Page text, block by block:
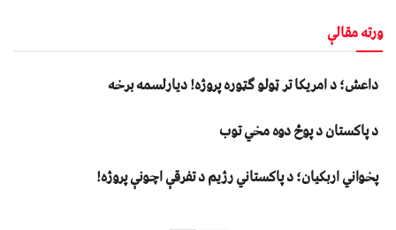
ورته مقالې
داعش؛ د امریکا تر ټولو ګټوره پروژه! دیارلسمه برخه
د پاکستان د پوځ دوه مخي توب
پخواني اربکیان؛ د پاکستاني رژیم د تفرقې اچونې پروژه!